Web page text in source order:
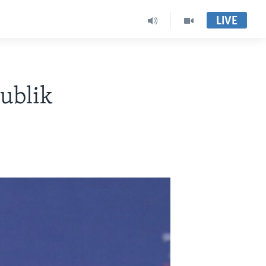
LIVE